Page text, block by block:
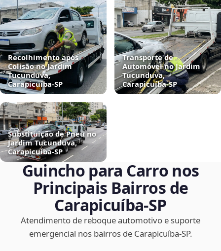
Recolhimento após
Colisão no Jardim
Tucunduva,
Carapicuíba‑SP
Transporte de
Automóvel no Jardim
Tucunduva,
Carapicuíba‑SP
Substituição de Pneu no
Jardim Tucunduva,
Carapicuíba‑SP
Guincho para Carro nos
Principais Bairros de
Carapicuíba‑SP
Atendimento de reboque automotivo e suporte
emergencial nos bairros de Carapicuíba‑SP.